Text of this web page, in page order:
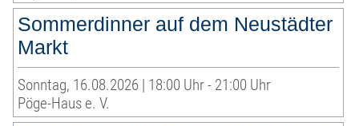
Sommerdinner auf dem Neustädter
Markt
Sonntag, 16.08.2026 | 18:00 Uhr - 21:00 Uhr
Pöge-Haus e. V.